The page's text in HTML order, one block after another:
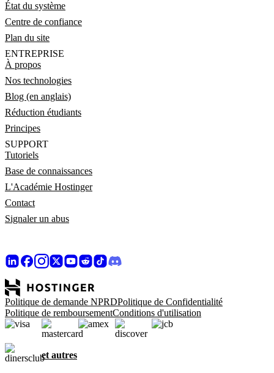
État du système
Centre de confiance
Plan du site
ENTREPRISE
À propos
Nos technologies
Blog (en anglais)
Réduction étudiants
Principes
SUPPORT
Tutoriels
Base de connaissances
L'Académie Hostinger
Contact
Signaler un abus
Politique de demande NPRDPolitique de Confidentialité
Politique de remboursementConditions d'utilisation
et autres